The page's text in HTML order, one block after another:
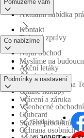
Aktuální nabídka
Tiskové zprávy
Myslíme na
Obchodní skupina
Pomůžeme vám
Kontakt
Najdi obchod
Časté otázky
Vrácení a záruka
Stažení produktů
Co nabízíme
Akční letáky
Online nákupy
Clubcard
Podmínky a nastavení
Všeobecné
Ochrana osobních
Sledujte nás